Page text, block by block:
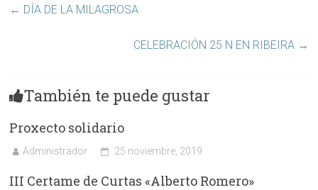
← DÍA DE LA MILAGROSA
CELEBRACIÓN 25 N EN RIBEIRA →
También te puede gustar
Proxecto solidario
Administrador 25 noviembre, 2019
III Certame de Curtas «Alberto Romero»